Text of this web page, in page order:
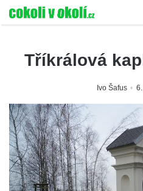
Tříkrálová
Ivo Šafus